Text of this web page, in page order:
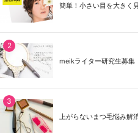
簡単！小さい目を大きく
meikライター研究生募集
上がらないまつ毛悩み解